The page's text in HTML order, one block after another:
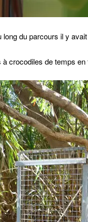
long du parcours il y
crocodiles de temps